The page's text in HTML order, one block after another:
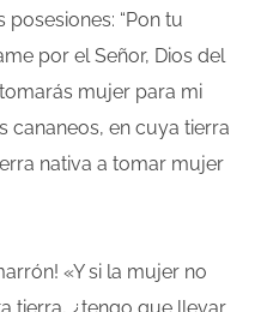
“Pon tu
por el Señor, Dios del
mujer para mi
cananeos, en cuya tierra
nativa a tomar mujer
«Y si la mujer no